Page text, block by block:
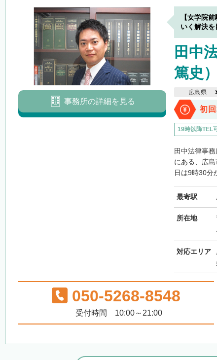
【女学院
いく解決
田中
篤史）
広島県
初
19時以降TEL
田中法律事
にある、広
日は9時30分
最寄駅
所在地
対応エリア
事務所の詳細を見る
050-5268-8548
受付時間 10:00～21:00